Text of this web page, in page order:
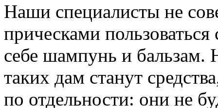
Наши специалисты не
прическами
себе шампунь и
таких дам станут
по отдельности: они не